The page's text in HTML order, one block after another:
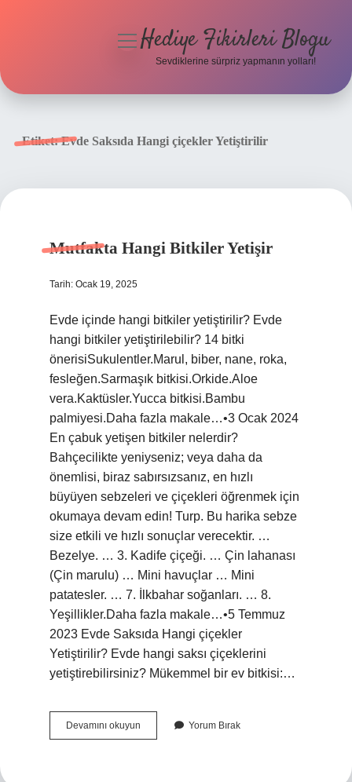
menüyüHediye Fikirleri Blogu
Sevdiklerine sürpriz yapmanın yolları!
Etiket:Evde Saksıda Hangi çiçekler Yetiştirilir
Mutfakta Hangi Bitkiler Yetişir
Tarih: Ocak 19, 2025
Evde içinde hangi bitkiler yetiştirilir? Evde
hangi bitkiler yetiştirilebilir? 14 bitki
önerisiSukulentler.Marul, biber, nane, roka,
fesleğen.Sarmaşık bitkisi.Orkide.Aloe
vera.Kaktüsler.Yucca bitkisi.Bambu
palmiyesi.Daha fazla makale…•3 Ocak 2024
En çabuk yetişen bitkiler nelerdir?
Bahçecilikte yeniyseniz; veya daha da
önemlisi, biraz sabırsızsanız, en hızlı
büyüyen sebzeleri ve çiçekleri öğrenmek için
okumaya devam edin! Turp. Bu harika sebze
size etkili ve hızlı sonuçlar verecektir. …
Bezelye. … 3. Kadife çiçeği. … Çin lahanası
(Çin marulu) … Mini havuçlar … Mini
patatesler. … 7. İlkbahar soğanları. … 8.
Yeşillikler.Daha fazla makale…•5 Temmuz
2023 Evde Saksıda Hangi çiçekler
Yetiştirilir? Evde hangi saksı çiçeklerini
yetiştirebilirsiniz? Mükemmel bir ev bitkisi:…
Devamını okuyun Mutfakta
Hangi
Yorum Bırak